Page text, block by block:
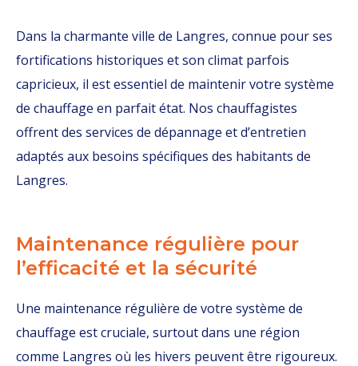
Dans la charmante ville de Langres, connue pour ses
fortifications historiques et son climat parfois
capricieux, il est essentiel de maintenir votre système
de chauffage en parfait état. Nos chauffagistes
offrent des services de dépannage et d’entretien
adaptés aux besoins spécifiques des habitants de
Langres.
Maintenance régulière pour
l’efficacité et la sécurité
Une maintenance régulière de votre système de
chauffage est cruciale, surtout dans une région
comme Langres où les hivers peuvent être rigoureux.